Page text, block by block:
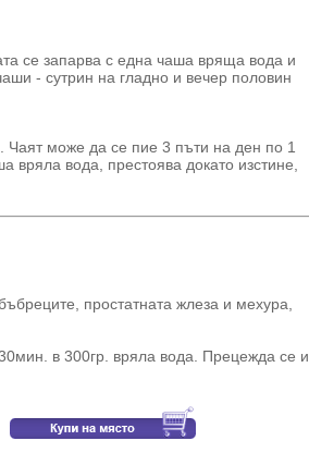
се запарва с една чаша вряща вода и
- сутрин на гладно и вечер половин
Чаят може да се пие 3 пъти на ден по 1
вряла вода, престоява докато изстине,
простатната жлеза и мехура,
в 300гр. вряла вода. Прецежда се и